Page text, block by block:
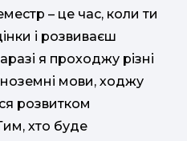
– це час, коли ти
і розвиваєш
я проходжу різні
мови, ходжу
розвитком
хто буде